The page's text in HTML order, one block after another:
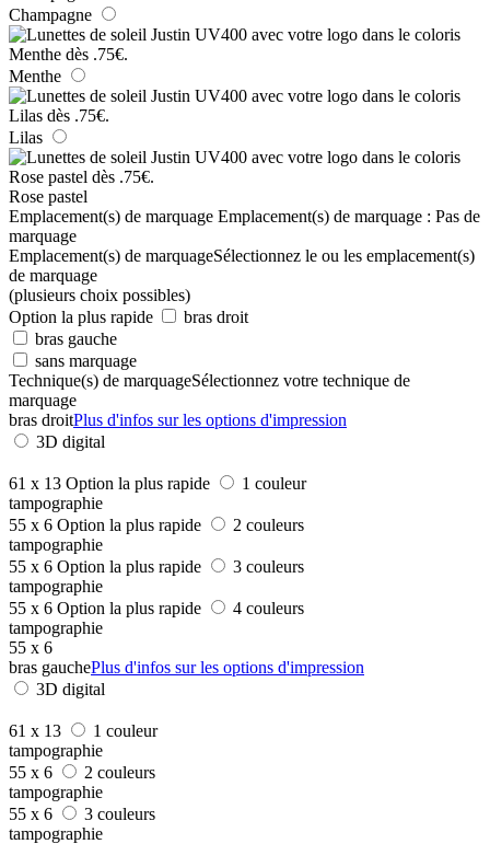
Champagne
Menthe
Lilas
Rose pastel
Emplacement(s) de marquage Emplacement(s) de marquage : Pas de
marquage
Emplacement(s) de marquageSélectionnez le ou les emplacement(s)
de marquage
(plusieurs choix possibles)
Option la plus rapide
bras droit
bras gauche
sans marquage
Technique(s) de marquageSélectionnez votre technique de
marquage
bras droitPlus d'infos sur les options d'impression
3D digital
61 x 13 Option la plus rapide
1 couleur
tampographie
55 x 6 Option la plus rapide
2 couleurs
tampographie
55 x 6 Option la plus rapide
3 couleurs
tampographie
55 x 6 Option la plus rapide
4 couleurs
tampographie
55 x 6
bras gauchePlus d'infos sur les options d'impression
3D digital
61 x 13
1 couleur
tampographie
55 x 6
2 couleurs
tampographie
55 x 6
3 couleurs
tampographie